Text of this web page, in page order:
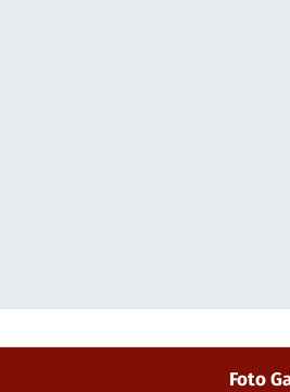
Foto